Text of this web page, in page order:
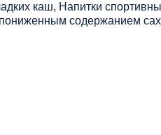
каш, Напитки
содержанием